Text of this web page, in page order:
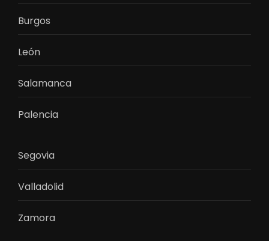
Burgos
León
Salamanca
Palencia
Segovia
Valladolid
Zamora